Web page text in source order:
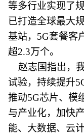
等多行业实现了
已打造全球最大
基站，5G套餐客
超2.3万个。
赵志国指出，
试验，持续提升
推动5G芯片、模
与产业化，加快
能、大数据、云